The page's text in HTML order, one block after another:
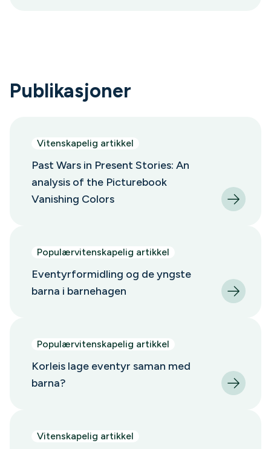
Publikasjoner
Vitenskapelig artikkel
Past Wars in Present Stories: An
analysis of the Picturebook
Vanishing Colors
Populærvitenskapelig artikkel
Eventyrformidling og de yngste
barna i barnehagen
Populærvitenskapelig artikkel
Korleis lage eventyr saman med
barna?
Vitenskapelig artikkel